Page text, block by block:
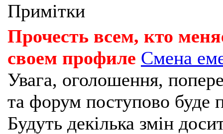
Примітки
Прочесть всем, кто
своем профиле Смена
Увага, оголошення,
та форум поступово буде
Будуть декілька змін